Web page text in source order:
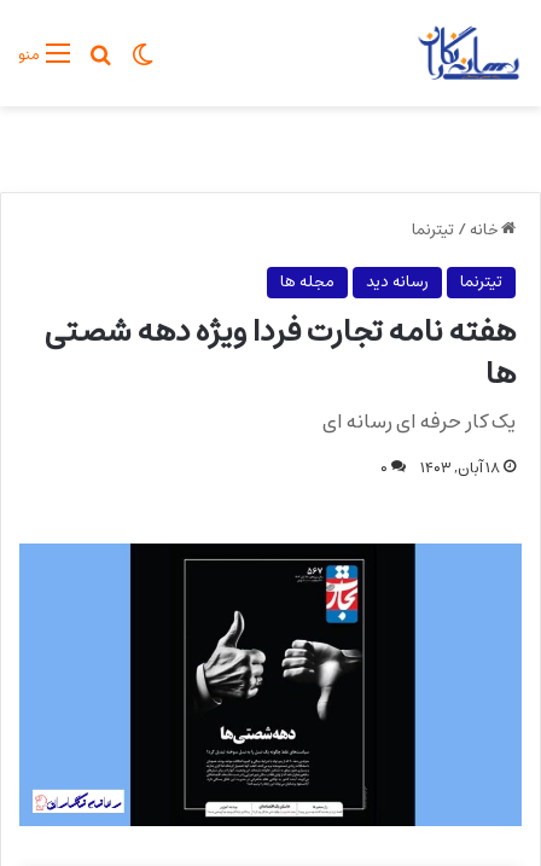
منوجستجو
تغییر پوسته
خانه/تیترنما
تیترنما
رسانه دید مجله ها
هفته نامه تجارت فردا ویژه دهه شصتی
ها
یک کار حرفه ای رسانه ای
۱۸ آبان, ۱۴۰۳ ۰